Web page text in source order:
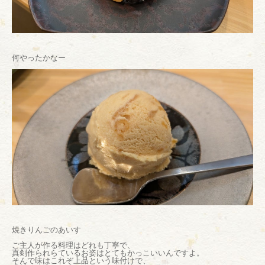
何やったかなー
焼きりんごのあいす
ご主人が作る料理はどれも丁寧で、
真剣作られらているお姿はとてもかっこいいんですよ。
そんで味はこれぞ上品という味付けで、